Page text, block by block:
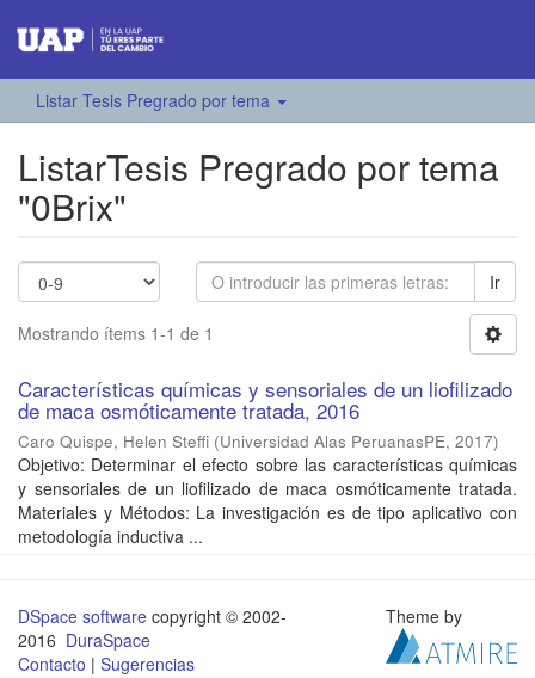
Listar Tesis Pregrado por tema
ListarTesis Pregrado por tema
"0Brix"
Ir
Mostrando ítems 1-1 de 1
Características químicas y sensoriales de un liofilizado
de maca osmóticamente tratada, 2016
Caro Quispe, Helen Steffi (Universidad Alas PeruanasPE, 2017)
Objetivo: Determinar el efecto sobre las características químicas
y sensoriales de un liofilizado de maca osmóticamente tratada.
Materiales y Métodos: La investigación es de tipo aplicativo con
metodología inductiva ...
DSpace software copyright © 2002-
2016 DuraSpace
Contacto | Sugerencias
Theme by